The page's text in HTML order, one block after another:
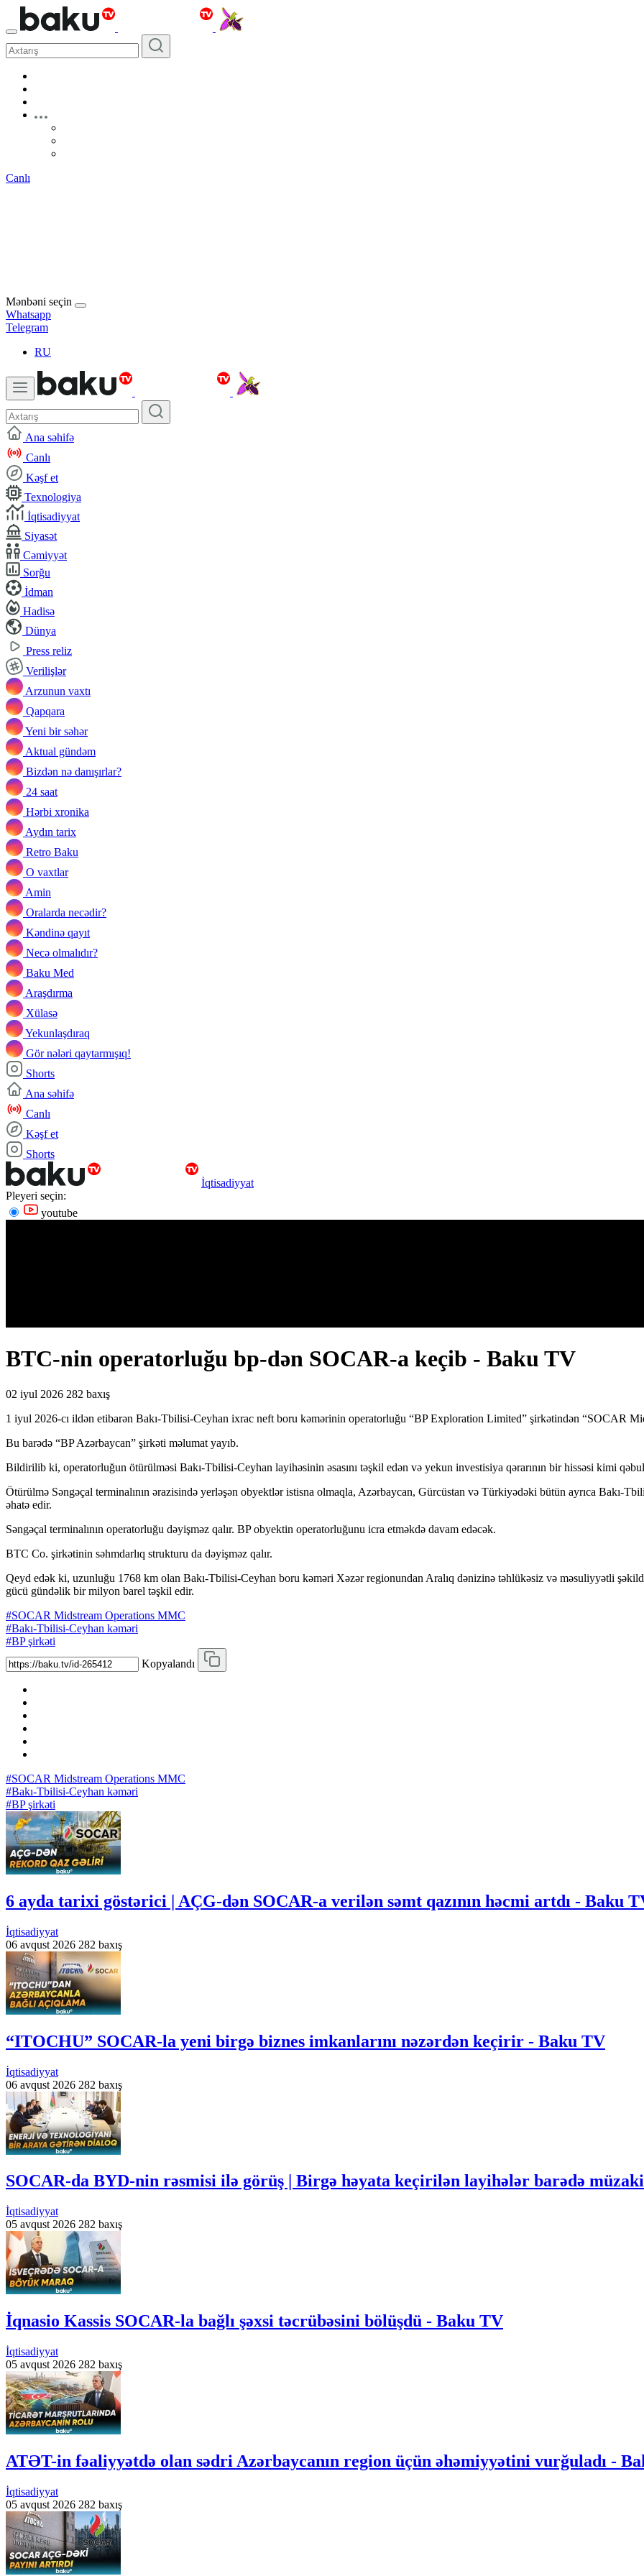
Canlı
Mənbəni seçin
Whatsapp
Telegram
RU
Ana səhifə
Canlı
Kəşf et
Texnologiya
İqtisadiyyat
Siyasət
Cəmiyyət
Sorğu
İdman
Hadisə
Dünya
Press reliz
Verilişlər
Arzunun vaxtı
Qapqara
Yeni bir səhər
Aktual gündəm
Bizdən nə danışırlar?
24 saat
Hərbi xronika
Aydın tarix
Retro Baku
O vaxtlar
Amin
Oralarda necədir?
Kəndinə qayıt
Necə olmalıdır?
Baku Med
Araşdırma
Xülasə
Yekunlaşdıraq
Gör nələri qaytarmışıq!
Shorts
Ana səhifə
Canlı
Kəşf et
Shorts
İqtisadiyyat
Pleyeri seçin:
youtube
BTC-nin operatorluğu bp-dən SOCAR-a keçib - Baku TV
02 iyul 2026 282 baxış
1 iyul 2026-cı ildən etibarən Bakı-Tbilisi-Ceyhan ixrac neft boru kəmərinin operatorluğu “BP Exploration Limited” şirkətindən “SOCAR
Bu barədə “BP Azərbaycan” şirkəti məlumat yayıb.
Bildirilib ki, operatorluğun ötürülməsi Bakı-Tbilisi-Ceyhan layihəsinin əsasını təşkil edən və yekun investisiya qərarının bir hissəsi kimi
Ötürülmə Səngəçal terminalının ərazisində yerləşən obyektlər istisna olmaqla, Azərbaycan, Gürcüstan və Türkiyədəki bütün ayrıca Bakı-
əhatə edir.
Səngəçal terminalının operatorluğu dəyişməz qalır. BP obyektin operatorluğunu icra etməkdə davam edəcək.
BTC Co. şirkətinin səhmdarlıq strukturu da dəyişməz qalır.
Qeyd edək ki, uzunluğu 1768 km olan Bakı-Tbilisi-Ceyhan boru kəməri Xəzər regionundan Aralıq dənizinə təhlükəsiz və məsuliyyətli
gücü gündəlik bir milyon barel təşkil edir.
#SOCAR Midstream Operations MMC
#Bakı-Tbilisi-Ceyhan kəməri
#BP şirkəti
Kopyalandı
#SOCAR Midstream Operations MMC
#Bakı-Tbilisi-Ceyhan kəməri
#BP şirkəti
6 ayda tarixi göstərici | AÇG-dən SOCAR-a verilən səmt qazının həcmi artdı - Baku
İqtisadiyyat
06 avqust 2026 282 baxış
“ITOCHU” SOCAR-la yeni birgə biznes imkanlarını nəzərdən keçirir - Baku TV
İqtisadiyyat
06 avqust 2026 282 baxış
SOCAR-da BYD-nin rəsmisi ilə görüş | Birgə həyata keçirilən layihələr barədə
İqtisadiyyat
05 avqust 2026 282 baxış
İqnasio Kassis SOCAR-la bağlı şəxsi təcrübəsini bölüşdü - Baku TV
İqtisadiyyat
05 avqust 2026 282 baxış
ATƏT-in fəaliyyətdə olan sədri Azərbaycanın region üçün əhəmiyyətini vurğuladı -
İqtisadiyyat
05 avqust 2026 282 baxış